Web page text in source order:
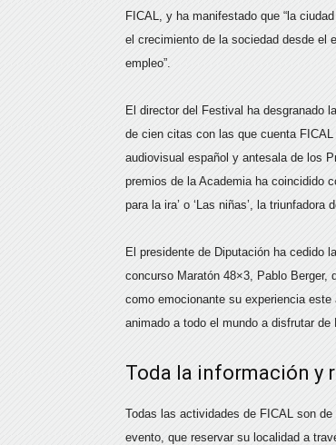
FICAL, y ha manifestado que “la
el crecimiento de la sociedad desde el
empleo”.
El director del Festival ha desgranado
de cien citas con las que cuenta
audiovisual español y antesala de los
premios de la Academia ha coincidido
para la ira’ o ‘Las niñas’, la triunfadora
El presidente de Diputación ha cedido
concurso Maratón 48×3, Pablo
como emocionante su experiencia
animado a todo el mundo a disfrutar
Toda la información y
Todas las actividades de FICAL son
evento, que reservar su localidad a